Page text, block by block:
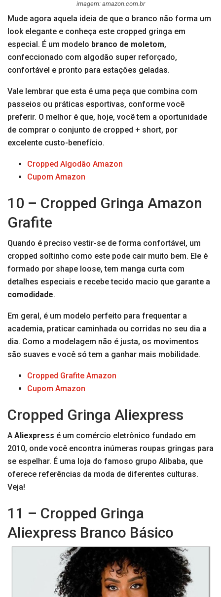
imagem: amazon.com.br
Mude agora aquela ideia de que o branco não forma um
look elegante e conheça este cropped gringa em
especial. É um modelo branco de moletom,
confeccionado com algodão super reforçado,
confortável e pronto para estações geladas.
Vale lembrar que esta é uma peça que combina com
passeios ou práticas esportivas, conforme você
preferir. O melhor é que, hoje, você tem a oportunidade
de comprar o conjunto de cropped + short, por
excelente custo-benefício.
Cropped Algodão Amazon
Cupom Amazon
10 – Cropped Gringa Amazon
Grafite
Quando é preciso vestir-se de forma confortável, um
cropped soltinho como este pode cair muito bem. Ele é
formado por shape loose, tem manga curta com
detalhes especiais e recebe tecido macio que garante a
comodidade.
Em geral, é um modelo perfeito para frequentar a
academia, praticar caminhada ou corridas no seu dia a
dia. Como a modelagem não é justa, os movimentos
são suaves e você só tem a ganhar mais mobilidade.
Cropped Grafite Amazon
Cupom Amazon
Cropped Gringa Aliexpress
A Aliexpress é um comércio eletrônico fundado em
2010, onde você encontra inúmeras roupas gringas para
se espelhar. É uma loja do famoso grupo Alibaba, que
oferece referências da moda de diferentes culturas.
Veja!
11 – Cropped Gringa
Aliexpress Branco Básico